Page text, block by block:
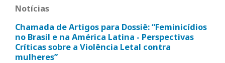
Notícias
Chamada de Artigos para Dossiê: “Feminicídios
no Brasil e na América Latina - Perspectivas
Críticas sobre a Violência Letal contra
mulheres”